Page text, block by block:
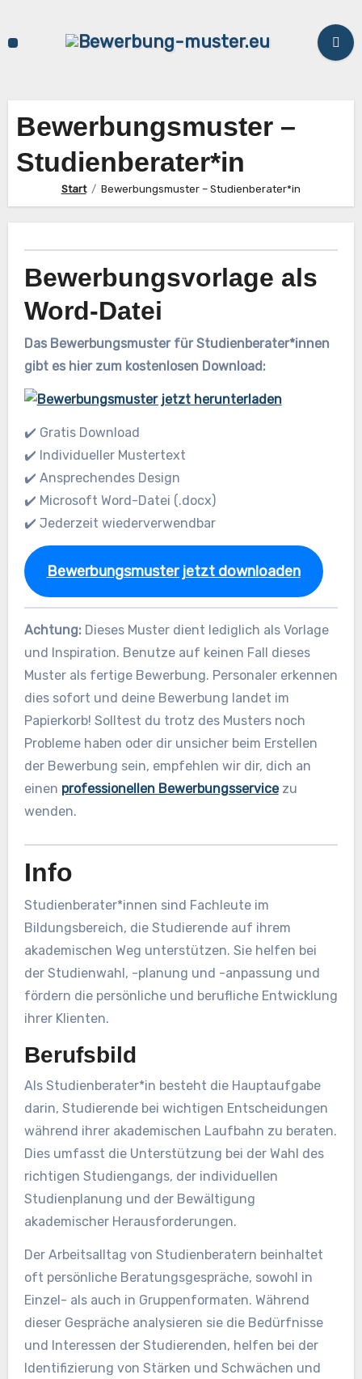
Bewerbungsmuster –
Studienberater*in
Start Bewerbungsmuster – Studienberater*in
Bewerbungsvorlage als
Word-Datei
Das Bewerbungsmuster für Studienberater*innen
gibt es hier zum kostenlosen Download:
✔️ Gratis Download
✔️ Individueller Mustertext
✔️ Ansprechendes Design
✔️ Microsoft Word-Datei (.docx)
✔️ Jederzeit wiederverwendbar
Bewerbungsmuster jetzt downloaden
Achtung:Dieses Muster dient lediglich als Vorlage
und Inspiration. Benutze auf keinen Fall dieses
Muster als fertige Bewerbung. Personaler erkennen
dies sofort und deine Bewerbung landet im
Papierkorb! Solltest du trotz des Musters noch
Probleme haben oder dir unsicher beim Erstellen
der Bewerbung sein, empfehlen wir dir, dich an
einen professionellen Bewerbungsservicezu
wenden.
Info
Studienberater*innen sind Fachleute im
Bildungsbereich, die Studierende auf ihrem
akademischen Weg unterstützen. Sie helfen bei
der Studienwahl, -planung und -anpassung und
fördern die persönliche und berufliche Entwicklung
ihrer Klienten.
Berufsbild
Als Studienberater*in besteht die Hauptaufgabe
darin, Studierende bei wichtigen Entscheidungen
während ihrer akademischen Laufbahn zu beraten.
Dies umfasst die Unterstützung bei der Wahl des
richtigen Studiengangs, der individuellen
Studienplanung und der Bewältigung
akademischer Herausforderungen.
Der Arbeitsalltag von Studienberatern beinhaltet
oft persönliche Beratungsgespräche, sowohl in
Einzel- als auch in Gruppenformaten. Während
dieser Gespräche analysieren sie die Bedürfnisse
und Interessen der Studierenden, helfen bei der
Identifizierung von Stärken und Schwächen und